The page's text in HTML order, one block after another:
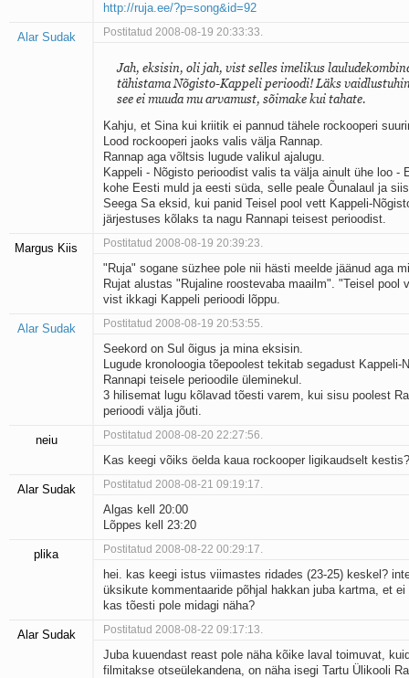
http://ruja.ee/?p=song&id=92
Alar Sudak Postitatud 2008-08-19 20:33:33.
Jah, eksisin, oli jah, vist selles imelikus
tähistama Nõgisto-Kappeli perioodi! Läks
see ei muuda mu arvamust, sõimake kui tahate.
Kahju, et Sina kui kriitik ei pannud tähele rockooperi
Lood rockooperi jaoks valis välja Rannap.
Rannap aga võltsis lugude valikul ajalugu.
Kappeli - Nõgisto perioodist valis ta välja ainult ühe loo -
kohe Eesti muld ja eesti süda, selle peale Õunalaul ja
Seega Sa eksid, kui panid Teisel pool vett Kappeli-
järjestuses kõlaks ta nagu Rannapi teisest perioodist.
Margus Kiis Postitatud 2008-08-19 20:39:23.
"Ruja" sogane süzhee pole nii hästi meelde jäänud aga
Rujat alustas "Rujaline roostevaba maailm". "Teisel pool
vist ikkagi Kappeli perioodi lõppu.
Alar Sudak Postitatud 2008-08-19 20:53:55.
Seekord on Sul õigus ja mina eksisin.
Lugude kronoloogia tõepoolest tekitab segadust Kappeli-
Rannapi teisele perioodile üleminekul.
3 hilisemat lugu kõlavad tõesti varem, kui sisu poolest
perioodi välja jõuti.
neiu Postitatud 2008-08-20 22:27:56.
Kas keegi võiks öelda kaua rockooper ligikaudselt kestis?
Alar Sudak Postitatud 2008-08-21 09:19:17.
Algas kell 20:00
Lõppes kell 23:20
plika Postitatud 2008-08-22 00:29:17.
hei. kas keegi istus viimastes ridades (23-25) keskel?
üksikute kommentaaride põhjal hakkan juba kartma, et
kas tõesti pole midagi näha?
Alar Sudak Postitatud 2008-08-22 09:17:13.
Juba kuuendast reast pole näha kõike laval toimuvat,
filmitakse otseülekandena, on näha isegi Tartu Ülikooli